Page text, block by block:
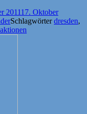
201117. Oktober
Schlagwörterdresden,